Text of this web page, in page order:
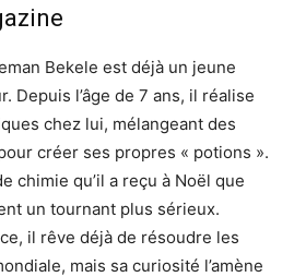
Bekele est déjà un jeune
Depuis l’âge de 7 ans, il réalise
chez lui, mélangeant des
créer ses propres « potions ».
chimie qu’il a reçu à Noël que
un tournant plus sérieux.
il rêve déjà de résoudre les
mais sa curiosité l’amène